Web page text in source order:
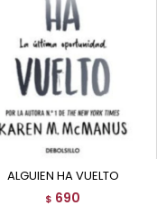
ALGUIEN HA VUELTO
$ 690